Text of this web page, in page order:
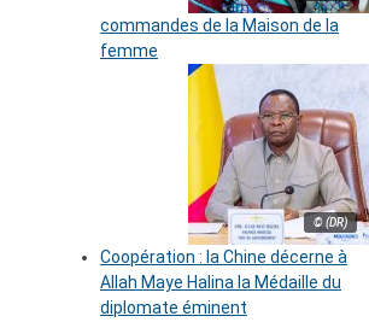
commandes de la Maison de la
femme
© (DR)
Coopération : la Chine décerne à
Allah Maye Halina la Médaille du
diplomate éminent